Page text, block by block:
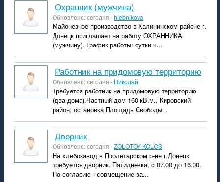
Охранник (мужчина)
Обновлено: сегодня -hlebnikova
Майонезное производство в Калининском районе г.
Донецк приглашает на работу ОХРАННИКА
(мужчину). График работы: сутки ч...
Работник на придомовую территорию
Обновлено: сегодня - Николай
Требуется работник на придомовую территорию
(два дома).Частный дом 160 кВ.м., Кировский
район, остановка Площадь Свободы...
дворник
Обновлено: сегодня -ZOLOTOY KOLOS
На хлебозавод в Пролетарском р-не г.Донецк
требуется дворник. Пятидневка, с 07.00 до 16.00.
По согласию - совмещение ва...